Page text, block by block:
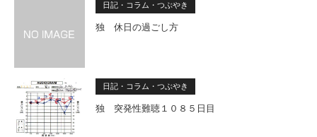
日記・コラム・つぶやき
独 休日の過ごし方
日記・コラム・つぶやき
独 突発性難聴１０８５日目